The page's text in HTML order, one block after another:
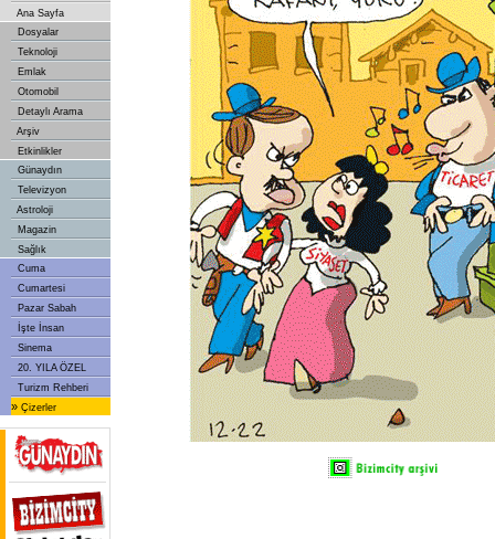
Ana Sayfa
Dosyalar
Teknoloji
Emlak
Otomobil
Detaylı Arama
Arşiv
Etkinlikler
Günaydın
Televizyon
Astroloji
Magazin
Sağlık
Cuma
Cumartesi
Pazar Sabah
İşte İnsan
Sinema
20. YILA ÖZEL
Turizm Rehberi
» Çizerler